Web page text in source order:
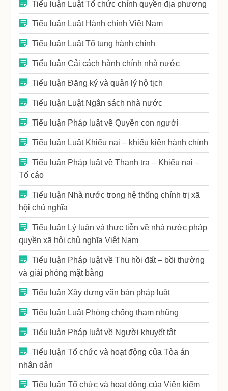
Tiểu luận Luật Tổ chức chính quyền địa phương
Tiểu luận Luật Hành chính Việt Nam
Tiểu luận Luật Tố tụng hành chính
Tiểu luận Cải cách hành chính nhà nước
Tiểu luận Đăng ký và quản lý hộ tịch
Tiểu luận Luật Ngân sách nhà nước
Tiểu luận Pháp luật về Quyền con người
Tiểu luận Luật Khiếu nại – khiếu kiện hành chính
Tiểu luận Pháp luật về Thanh tra – Khiếu nại –
Tố cáo
Tiểu luận Nhà nước trong hệ thống chính trị xã
hội chủ nghĩa
Tiểu luận Lý luận và thực tiễn về nhà nước pháp
quyền xã hội chủ nghĩa Việt Nam
Tiểu luận Pháp luật về Thu hồi đất – bồi thường
và giải phóng mặt bằng
Tiểu luận Xây dựng văn bản pháp luật
Tiểu luận Luật Phòng chống tham nhũng
Tiểu luận Pháp luật về Người khuyết tật
Tiểu luận Tổ chức và hoạt động của Tòa án
nhân dân
Tiểu luận Tổ chức và hoạt động của Viện kiểm